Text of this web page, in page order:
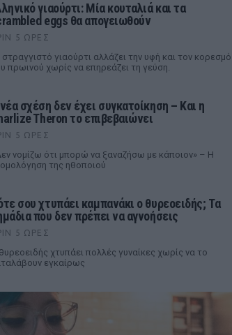
γιαούρτι: Μία κουταλιά και τα
eggs θα απογειωθούν
5 ΏΡΕΣ
στραγγιστό γιαούρτι αλλάζει την υφή και τον κορεσμό
πρωινού χωρίς να επηρεάζει τη γεύση.
σχέση δεν έχει συγκατοίκηση – Και η
Theron το επιβεβαιώνει
5 ΏΡΕΣ
νομίζω ότι μπορώ να ξαναζήσω με κάποιον» – Η
της ηθοποιού
σου χτυπάει καμπανάκι ο θυρεοειδής; Τα
που δεν πρέπει να αγνοήσεις
5 ΏΡΕΣ
χτυπάει πολλές γυναίκες χωρίς να το
εγκαίρως